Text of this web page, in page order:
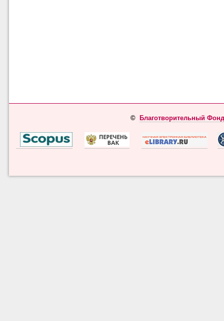
© Благотворительный